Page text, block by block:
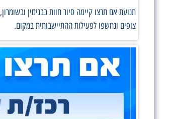
תנועת אם תרצו קיימה סיור חוות בבנימין
צופים ונחשפו לפעילות ההתיישבותית במקום.